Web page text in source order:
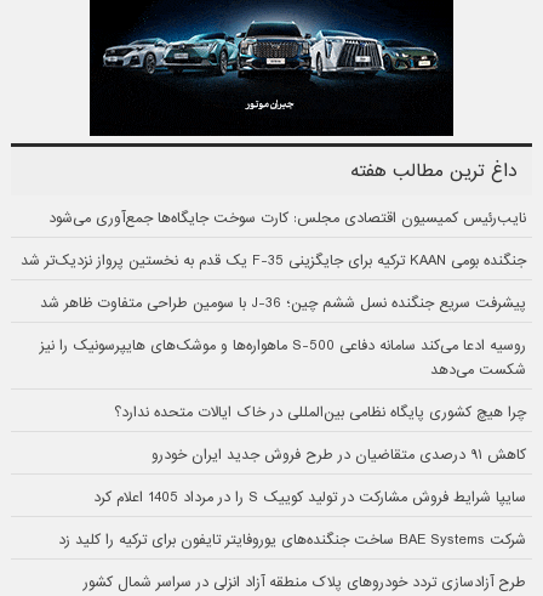
داغ ترین مطالب هفته
نایب‌رئیس کمیسیون اقتصادی مجلس: کارت سوخت جایگاه‌ها جمع‌آوری می‌شود
جنگنده بومی KAAN ترکیه برای جایگزینی F-35 یک قدم به نخستین پرواز نزدیک‌تر شد
پیشرفت سریع جنگنده نسل ششم چین؛ J-36 با سومین طراحی متفاوت ظاهر شد
روسیه ادعا می‌کند سامانه دفاعی S-500 ماهواره‌ها و موشک‌های هایپرسونیک را نیز
شکست می‌دهد
چرا هیچ کشوری پایگاه نظامی بین‌المللی در خاک ایالات متحده ندارد؟
کاهش ۹۱ درصدی متقاضیان در طرح فروش جدید ایران خودرو
سایپا شرایط فروش مشارکت در تولید کوییک S را در مرداد 1405 اعلام کرد
شرکت BAE Systems ساخت جنگنده‌های یوروفایتر تایفون برای ترکیه را کلید زد
طرح آزادسازی تردد خودروهای پلاک منطقه آزاد انزلی در سراسر شمال کشور